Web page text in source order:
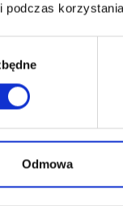
podczas
Odmowa